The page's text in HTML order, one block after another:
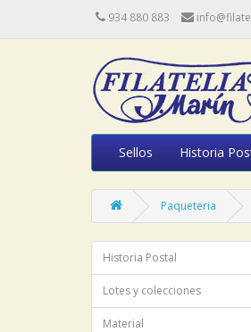
934 880 883
Sellos Historia
Paqueteria
Historia Postal
Lotes y colecciones
Material